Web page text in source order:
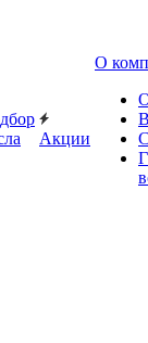
Акции
О